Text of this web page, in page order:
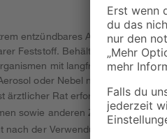
entzündbares Aerosol.
Feststoff. Behälter steht unter
mit langfristiger
oder Nebel nicht einatmen.
ärztlicher Rat erforderlich,
sowie anderen
nach der Verwendung. Staub /